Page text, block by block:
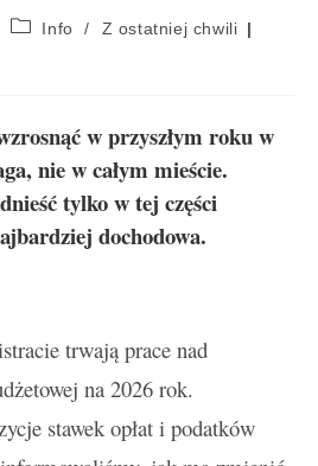
Info /
Z ostatniej chwili
w przyszłym roku w
nie w całym mieście.
tylko w tej części
dochodowa.
trwają prace nad
na 2026 rok.
stawek opłat i podatków